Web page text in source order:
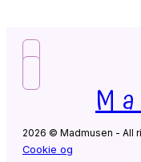
2026 © Madmusen - All
Cookie og